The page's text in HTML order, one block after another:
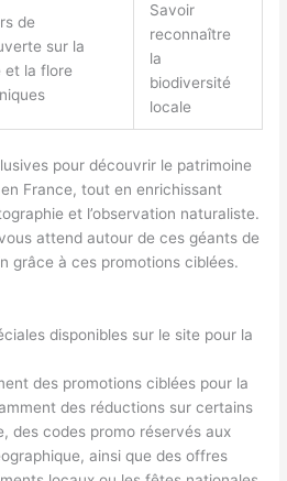
de
sur la
et la flore
Savoir
reconnaître
la
biodiversité
locale
pour découvrir le patrimoine
France, tout en enrichissant
et l’observation naturaliste.
attend autour de ces géants de
grâce à ces promotions ciblées.
disponibles sur le site pour la
des promotions ciblées pour la
des réductions sur certains
des codes promo réservés aux
ainsi que des offres